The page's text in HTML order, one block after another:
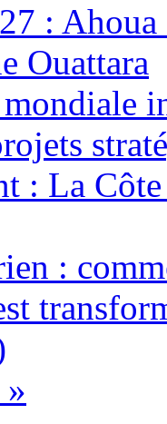
:
Ouattara
: La
: